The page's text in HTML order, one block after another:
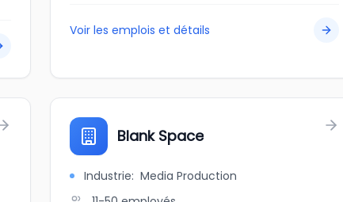
Voir les emplois et détails
Blank Space
Industrie: Media Production